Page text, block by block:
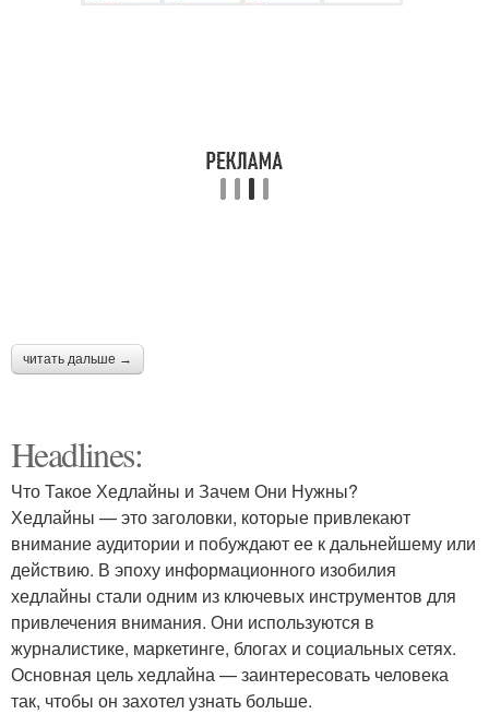
читать дальше →
Headlines:
Что Такое Хедлайны и Зачем Они Нужны?
Хедлайны — это заголовки, которые привлекают
внимание аудитории и побуждают ее к дальнейшему или
действию. В эпоху информационного изобилия
хедлайны стали одним из ключевых инструментов для
привлечения внимания. Они используются в
журналистике, маркетинге, блогах и социальных сетях.
Основная цель хедлайна — заинтересовать человека
так, чтобы он захотел узнать больше.